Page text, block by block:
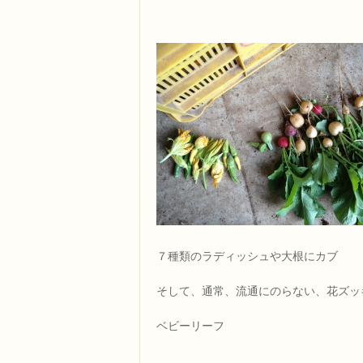
７種類のラディッシュや大根にカブ
そして、通常、流通にのらない、花ズ
ベビーリーフ